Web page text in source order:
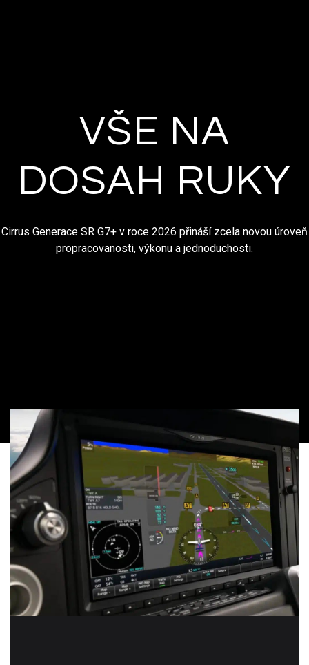
VŠE NA
DOSAH RUKY
Cirrus Generace SR G7+ v roce 2026 přináší zcela novou úroveň
propracovanosti, výkonu a jednoduchosti.